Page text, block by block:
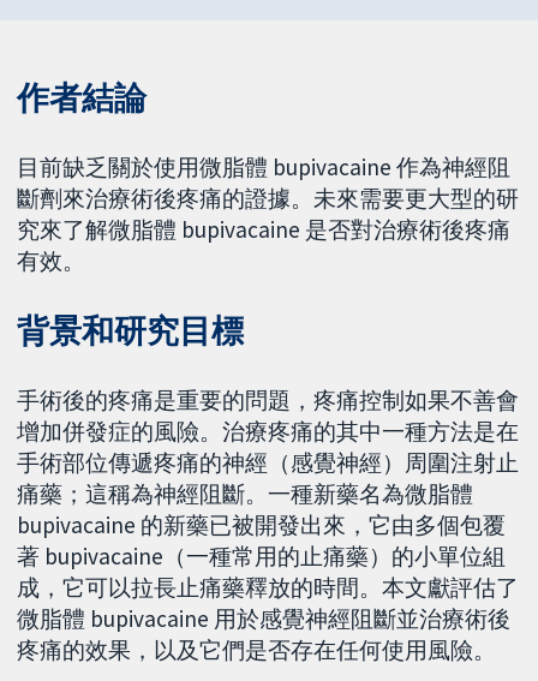
作者結論
目前缺乏關於使用微脂體 bupivacaine 作為神經阻
斷劑來治療術後疼痛的證據。未來需要更大型的研
究來了解微脂體 bupivacaine 是否對治療術後疼痛
有效。
背景和研究目標
手術後的疼痛是重要的問題，疼痛控制如果不善會
增加併發症的風險。治療疼痛的其中一種方法是在
手術部位傳遞疼痛的神經（感覺神經）周圍注射止
痛藥；這稱為神經阻斷。一種新藥名為微脂體
bupivacaine 的新藥已被開發出來，它由多個包覆
著 bupivacaine（一種常用的止痛藥）的小單位組
成，它可以拉長止痛藥釋放的時間。本文獻評估了
微脂體 bupivacaine 用於感覺神經阻斷並治療術後
疼痛的效果，以及它們是否存在任何使用風險。